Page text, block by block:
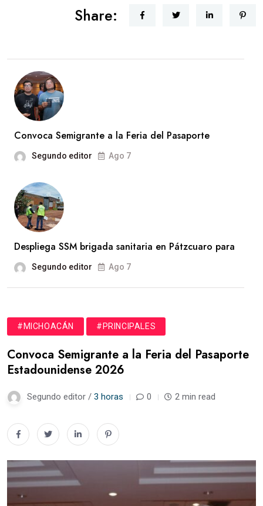
Share:
Convoca Semigrante a la Feria del Pasaporte
Segundo editor Ago 7
Despliega SSM brigada sanitaria en Pátzcuaro para
Segundo editor Ago 7
#MICHOACÁN #PRINCIPALES
Convoca Semigrante a la Feria del Pasaporte
Estadounidense 2026
Segundo editor / 3 horas 0 2 min read